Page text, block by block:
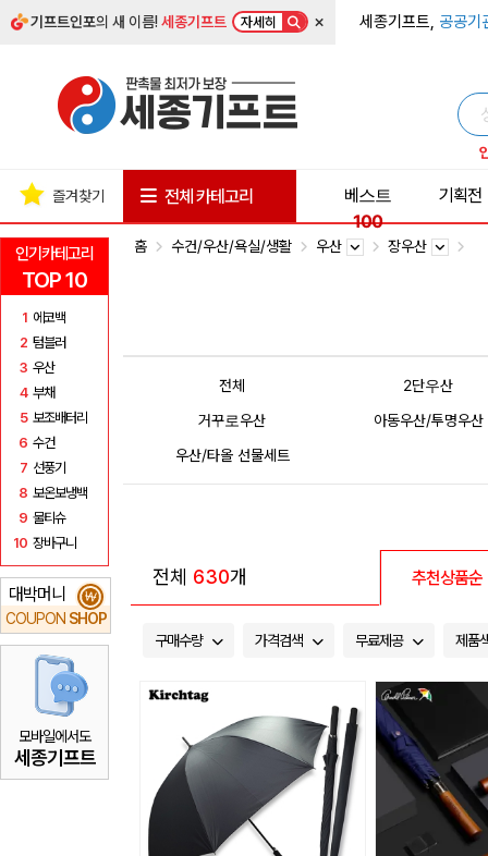
기프트인포의 새 이름!세종기프트 자세히 × 세종기프트, 공공기
인기카테고리
TOP 10
1 에코백
2 텀블러
3 우산
4 부채
5 보조배터리
6 수건
7 선풍기
8 보온보냉백
9 물티슈
10 장바구니
대박머니
COUPON SHOP
₩
모바일에서도
세종기프트
즐겨찾기 전체 카테고리
베스트
100
기획전
홈 수건/우산/욕실/생활 우산 장우산
전체
2단우산
거꾸로우산
아동우산/투명우산
우산/타올 선물세트
전체 630개 추천상품순
구매수량 가격검색 무료제공 제품